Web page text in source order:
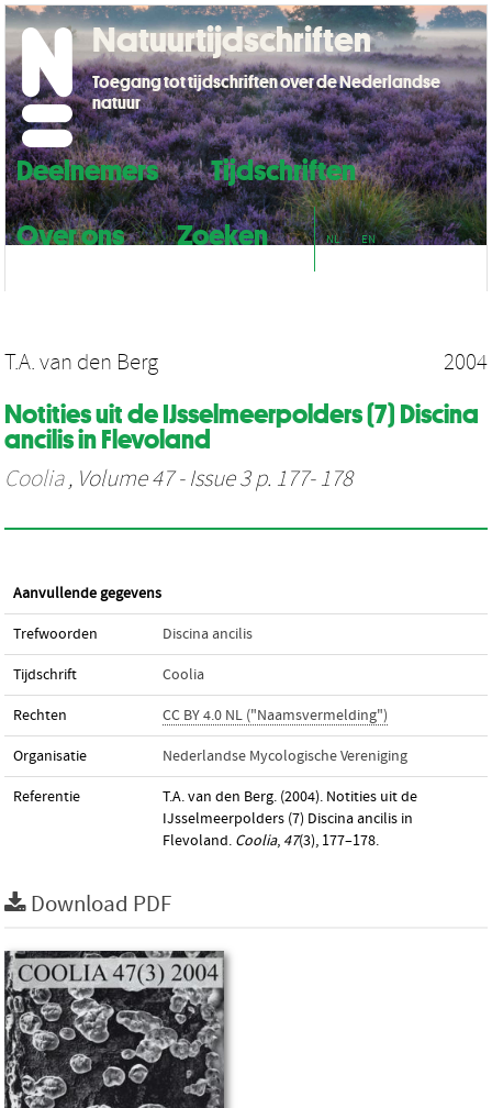
Deelnemers
Tijdschriften
Over ons
Zoeken NL EN
Natuurtijdschriften
Toegang tot tijdschriften over de Nederlandse
natuur
T.A. van den Berg 2004
Notities uit de IJsselmeerpolders (7) Discina
ancilis in Flevoland
Coolia, Volume 47 - Issue 3 p. 177- 178
Aanvullende gegevens
Trefwoorden Discina ancilis
Tijdschrift Coolia
Rechten CC BY 4.0 NL ("Naamsvermelding")
Organisatie Nederlandse Mycologische Vereniging
Referentie
T.A. van den Berg. (2004). Notities uit de
IJsselmeerpolders (7) Discina ancilis in
Flevoland. Coolia, 47(3), 177–178.
Download PDF